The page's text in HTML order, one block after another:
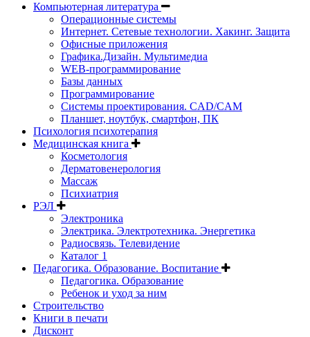
Компьютерная литература
Операционные системы
Интернет. Сетевые технологии. Хакинг. Защита
Офисные приложения
Графика.Дизайн. Мультимедиа
WEB-программирование
Базы данных
Программирование
Системы проектирования. CAD/CAM
Планшет, ноутбук, смартфон, ПК
Психология психотерапия
Медицинская книга
Косметология
Дерматовенерология
Массаж
Психиатрия
РЭЛ
Электроника
Электрика. Электротехника. Энергетика
Радиосвязь. Телевидение
Каталог 1
Педагогика. Образование. Воспитание
Педагогика. Образование
Ребенок и уход за ним
Строительство
Книги в печати
Дисконт